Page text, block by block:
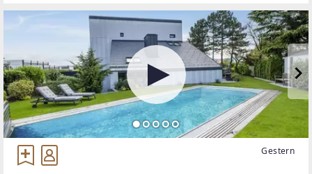
Gestern